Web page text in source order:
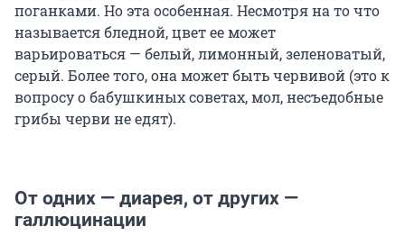
поганками. Но эта особенная. Несмотря на то что
называется бледной, цвет ее может
варьироваться — белый, лимонный, зеленоватый,
серый. Более того, она может быть червивой (это к
вопросу о бабушкиных советах, мол, несъедобные
грибы черви не едят).
От одних — диарея, от других —
галлюцинации